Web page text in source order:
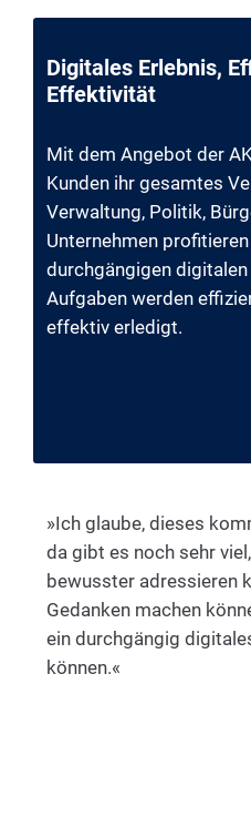
Digitales Erlebnis,
Effektivität
Mit dem Angebot der
Kunden ihr gesamtes
Verwaltung, Politik,
Unternehmen
durchgängigen
Aufgaben werden
effektiv erledigt.
»Ich glaube, dieses
da gibt es noch sehr
bewusster adressieren
Gedanken machen
ein durchgängig
können.«